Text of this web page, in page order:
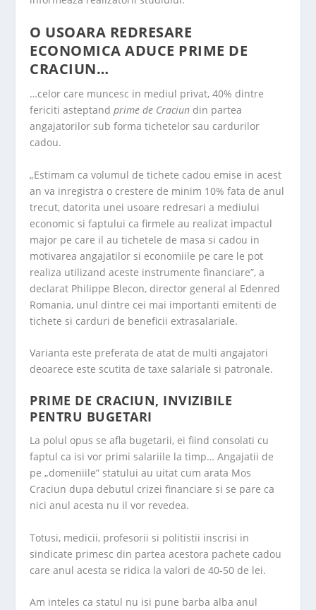
O USOARA REDRESARE
ECONOMICA ADUCE PRIME DE
CRACIUN…
…celor care muncesc in mediul privat, 40% dintre
fericiti asteptand prime de Craciun din partea
angajatorilor sub forma tichetelor sau cardurilor
cadou.
„Estimam ca volumul de tichete cadou emise in acest
an va inregistra o crestere de minim 10% fata de anul
trecut, datorita unei usoare redresari a mediului
economic si faptului ca firmele au realizat impactul
major pe care il au tichetele de masa si cadou in
motivarea angajatilor si economiile pe care le pot
realiza utilizand aceste instrumente financiare”, a
declarat Philippe Blecon, director general al Edenred
Romania, unul dintre cei mai importanti emitenti de
tichete si carduri de beneficii extrasalariale.
Varianta este preferata de atat de multi angajatori
deoarece este scutita de taxe salariale si patronale.
PRIME DE CRACIUN, INVIZIBILE
PENTRU BUGETARI
La polul opus se afla bugetarii, ei fiind consolati cu
faptul ca isi vor primi salariile la timp… Angajatii de
pe „domeniile” statului au uitat cum arata Mos
Craciun dupa debutul crizei financiare si se pare ca
nici anul acesta nu il vor revedea.
Totusi, medicii, profesorii si politistii inscrisi in
sindicate primesc din partea acestora pachete cadou
care anul acesta se ridica la valori de 40-50 de lei.
Am inteles ca statul nu isi pune barba alba anul